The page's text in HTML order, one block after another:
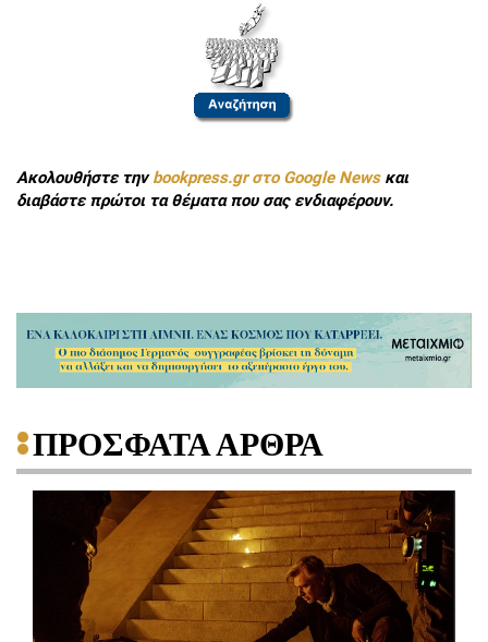
Ακολουθήστε τηνbookpress.gr στο Google Newsκαι
διαβάστε πρώτοι τα θέματα που σας ενδιαφέρουν.
ΠΡΟΣΦΑΤΑ ΑΡΘΡΑ